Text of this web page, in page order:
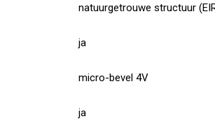
natuurgetrouwe structuur
ja
micro-bevel 4V
ja